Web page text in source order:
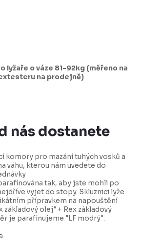
lyžaře o váze 81-92kg (měřeno na
na prodejně)
nás dostanete
komory pro mazání tuhých vosků a
váhu, kterou nám uvedete do
tak, aby jste mohli po
vyjet do stopy. Skluznici lyže
přípravkem na napouštění
základový olej" + Rex základový
je parafínujeme "LF modrý".